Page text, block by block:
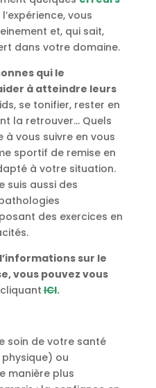
vous
et, qui sait,
dans votre domaine.
qui le
à atteindre leurs
se tonifier, rester en
la retrouver… Quels
à vous suivre en vous
sportif de remise en
à votre situation.
suis aussi des
des exercices en
sur le
vous pouvez vous
ICI.
soin de votre santé
ou
manière plus